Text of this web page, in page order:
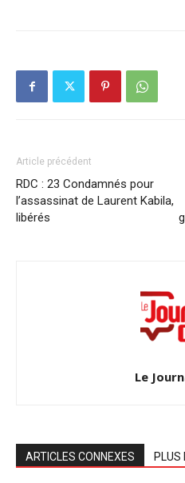
Article précédent
RDC : 23 Condamnés pour
l’assassinat de Laurent Kabila,
libérés
Le
ARTICLES CONNEXES PLUS